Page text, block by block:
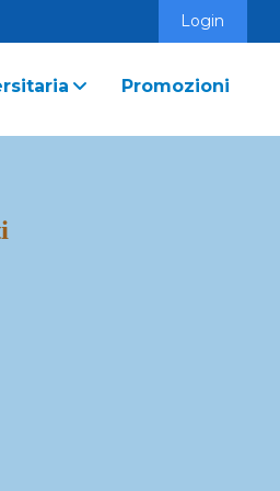
Login
Promozioni